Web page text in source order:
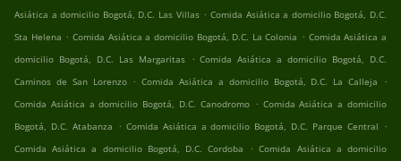
Asiática a domicilio Bogotá, D.C. Las Villas . Comida Asiática a domicilio Bogotá, D.C.
Sta Helena . Comida Asiática a domicilio Bogotá, D.C. La Colonia . Comida Asiática a
domicilio Bogotá, D.C. Las Margaritas . Comida Asiática a domicilio Bogotá, D.C.
Caminos de San Lorenzo . Comida Asiática a domicilio Bogotá, D.C. La Calleja
.
Comida Asiática a domicilio Bogotá, D.C. Canodromo . Comida Asiática a domicilio
Bogotá, D.C. Atabanza . Comida Asiática a domicilio Bogotá, D.C. Parque Central .
Comida Asiática a domicilio Bogotá, D.C. Cordoba
. Comida Asiática a domicilio